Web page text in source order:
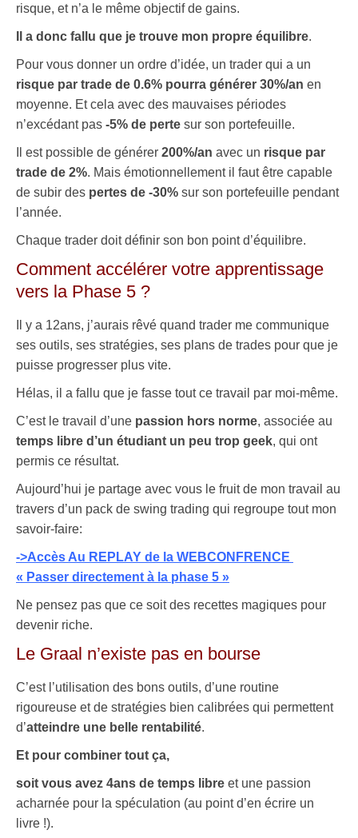
risque, et n’a le même objectif de gains.
Il a donc fallu que je trouve mon propre équilibre.
Pour vous donner un ordre d’idée, un trader qui a un
risque par trade de 0.6% pourra générer 30%/an en
moyenne. Et cela avec des mauvaises périodes
n’excédant pas -5% de perte sur son portefeuille.
Il est possible de générer 200%/an avec un risque par
trade de 2%. Mais émotionnellement il faut être capable
de subir des pertes de -30% sur son portefeuille pendant
l’année.
Chaque trader doit définir son bon point d’équilibre.
Comment accélérer votre apprentissage
vers la Phase 5 ?
Il y a 12ans, j’aurais rêvé quand trader me communique
ses outils, ses stratégies, ses plans de trades pour que je
puisse progresser plus vite.
Hélas, il a fallu que je fasse tout ce travail par moi-même.
C’est le travail d’une passion hors norme, associée au
temps libre d’un étudiant un peu trop geek, qui ont
permis ce résultat.
Aujourd’hui je partage avec vous le fruit de mon travail au
travers d’un pack de swing trading qui regroupe tout mon
savoir-faire:
->Accès Au REPLAY de la WEBCONFRENCE
« Passer directement à la phase 5 »
Ne pensez pas que ce soit des recettes magiques pour
devenir riche.
Le Graal n’existe pas en bourse
C’est l’utilisation des bons outils, d’une routine
rigoureuse et de stratégies bien calibrées qui permettent
d’atteindre une belle rentabilité.
Et pour combiner tout ça,
soit vous avez 4ans de temps libre et une passion
acharnée pour la spéculation (au point d’en écrire un
livre !).